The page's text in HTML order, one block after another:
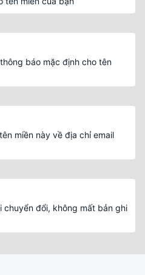
báo mặc định cho tên
miền này về địa chỉ email
chuyển đổi, không mất bản ghi